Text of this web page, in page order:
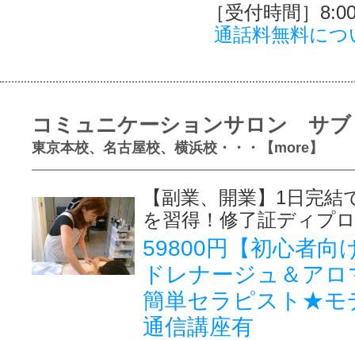
［受付時間］
通話料無料につ
コミュニケーションサロン サブ
東京本校、名古屋校、横浜校・・・【more】
【副業、開業】1日完結
を習得！修了証ディプ
59800円【初心者向
ドレナージュ＆ア
簡単セラピスト★
通信講座有